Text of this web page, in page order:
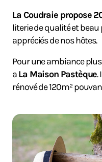
La Coudraie propose
literie de qualité et
appréciés de nos hôtes.
Pour une ambiance
aLa Maison Pastèque.
rénové de 120m²